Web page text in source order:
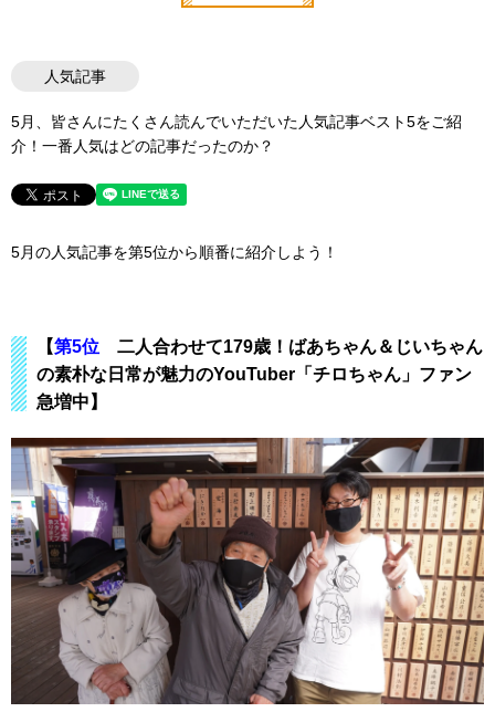
人気記事
5月、皆さんにたくさん読んでいただいた人気記事ベスト5をご紹
介！一番人気はどの記事だったのか？
5月の人気記事を第5位から順番に紹介しよう！
【第5位
二人合わせて179歳！ばあちゃん＆じいちゃん
の素朴な日常が魅力のYouTuber「チロちゃん」ファン
急増中 】